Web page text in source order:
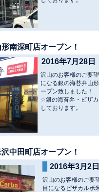
南深町店オープン！
2016年7月28
沢山のお客様のご要
になる銀の海苔弁山
ープン致しました！
☆銀の海苔弁・ピザ
しております。
中田町店オープン！
2016年3月2
沢山のお客様のご要
目になるピザカルボ